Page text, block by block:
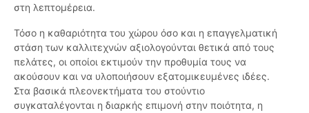
στη λεπτομέρεια.
Τόσο η καθαριότητα του χώρου όσο και η επαγγελματική
στάση των καλλιτεχνών αξιολογούνται θετικά από τους
πελάτες, οι οποίοι εκτιμούν την προθυμία τους να
ακούσουν και να υλοποιήσουν εξατομικευμένες ιδέες.
Στα βασικά πλεονεκτήματα του στούντιο
συγκαταλέγονται η διαρκής επιμονή στην ποιότητα, η